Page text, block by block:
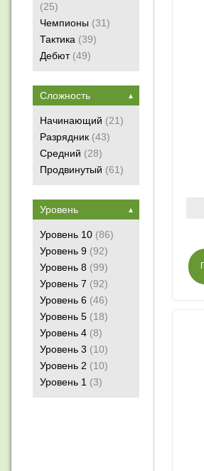
(25)
Чемпионы (31)
Тактика (39)
Дебют (49)
Сложность ▲
Начинающий (21)
Разрядник (43)
Средний (28)
Продвинутый (61)
Уровень ▲
Уровень 10 (86)
Уровень 9 (92)
Уровень 8 (99)
Уровень 7 (92)
Уровень 6 (46)
Уровень 5 (18)
Уровень 4 (8)
Уровень 3 (10)
Уровень 2 (10)
Уровень 1 (3)